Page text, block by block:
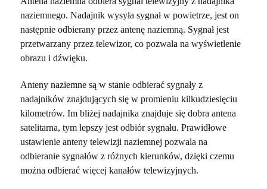
naziemnego. Nadajnik wysyła sygnał w powietrze, jest on
następnie odbierany przez antenę naziemną. Sygnał jest
przetwarzany przez telewizor, co pozwala na wyświetlenie
obrazu i dźwięku.
Anteny naziemne są w stanie odbierać sygnały z
nadajników znajdujących się w promieniu kilkudziesięciu
kilometrów. Im bliżej nadajnika znajduje się dobra antena
satelitarna, tym lepszy jest odbiór sygnału. Prawidłowe
ustawienie anteny telewizji naziemnej pozwala na
odbieranie sygnałów z różnych kierunków, dzięki czemu
można odbierać więcej kanałów telewizyjnych.